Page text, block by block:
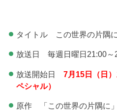
タイトル この世界の片隅に
放送日 毎週日曜日21:00～
放送開始日 7月15日（日
ペシャル）
原作 「この世界の片隅に